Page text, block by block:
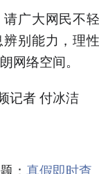
广大网民不
别能力，理
网络空间。
记者 付冰洁
： 真假即时查